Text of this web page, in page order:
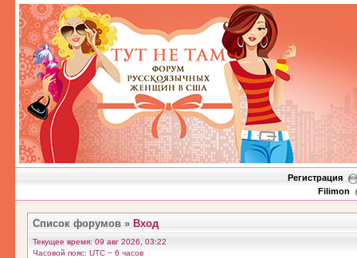
Регистрация
Filimon
Список форумов » Вход
Текущее время: 09 авг 2026, 03:22
Часовой пояс: UTC − 6 часов